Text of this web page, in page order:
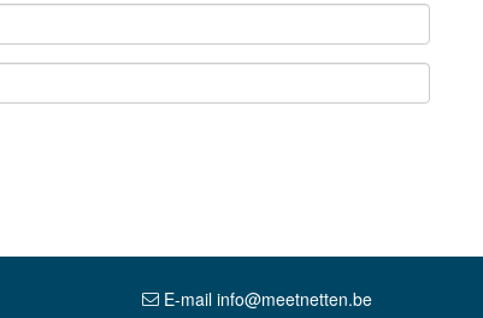
E-mail info@meetnetten.be